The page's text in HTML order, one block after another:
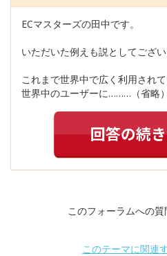
ECマスターズの田中です。
いただいた例えも説としてござい
これまで世界中で広く利用され
世界中のユーザーに………（省略
このフォーラムへの
このテーマに関連